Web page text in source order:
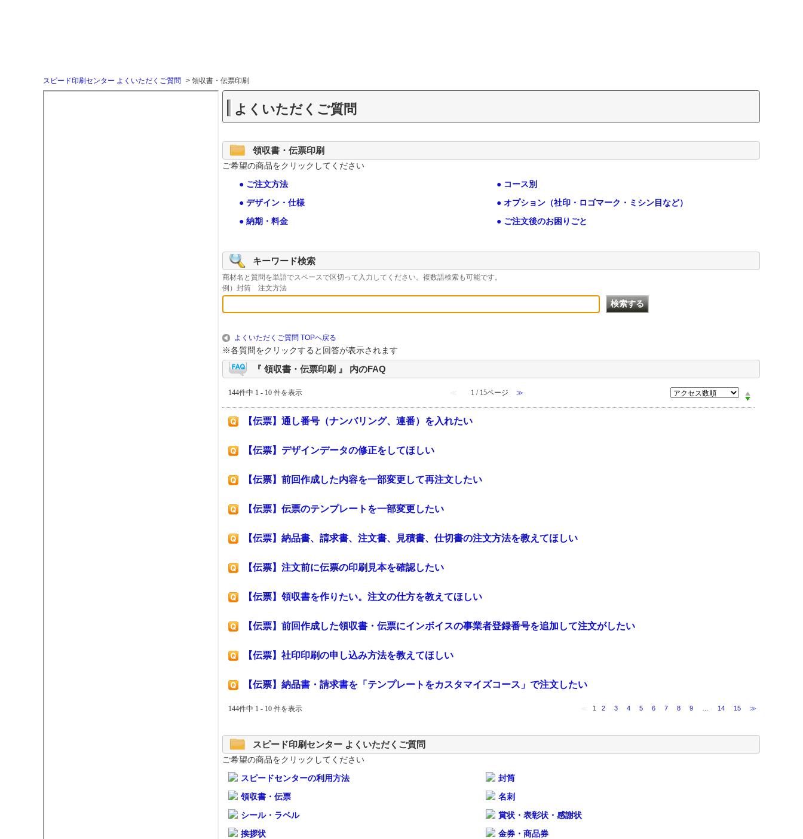
スピード印刷センター よくいただくご質問 > 領収書・伝票印刷
よくいただくご質問
領収書・伝票印刷
ご希望の商品をクリックしてください
● ご注文方法
● コース別
● デザイン・仕様
● オプション（社印・ロゴマーク・ミシン目など）
● 納期・料金
● ご注文後のお困りごと
キーワード検索
商材名と質問を単語でスペースで区切って入力してください。複数語検索も可能です。
例）封筒 注文方法
よくいただくご質問 TOPへ戻る
※各質問をクリックすると回答が表示されます
『 領収書・伝票印刷 』 内のFAQ
144件中 1 - 10 件を表示 ≪ 1 / 15ページ ≫
【伝票】通し番号（ナンバリング、連番）を入れたい
【伝票】デザインデータの修正をしてほしい
【伝票】前回作成した内容を一部変更して再注文したい
【伝票】伝票のテンプレートを一部変更したい
【伝票】納品書、請求書、注文書、見積書、仕切書の注文方法を教えてほしい
【伝票】注文前に伝票の印刷見本を確認したい
【伝票】領収書を作りたい。注文の仕方を教えてほしい
【伝票】前回作成した領収書・伝票にインボイスの事業者登録番号を追加して注文がしたい
【伝票】社印印刷の申し込み方法を教えてほしい
【伝票】納品書・請求書を「テンプレートをカスタマイズコース」で注文したい
144件中 1 - 10 件を表示 1 2 3 4 5 6 7 8 9 14 15 ≫
スピード印刷センター よくいただくご質問
ご希望の商品をクリックしてください
スピードセンターの利用方法
封筒
領収書・伝票
名刺
シール・ラベル
賞状・表彰状・感謝状
挨拶状
金券・商品券